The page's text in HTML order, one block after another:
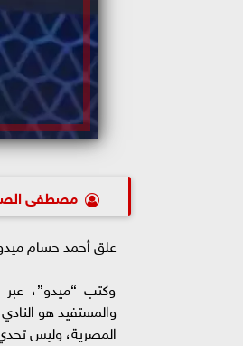
مصطفى
علق أحمد حسام
وكتب “ميدو”،
والمستفيد هو
المصرية، وليس